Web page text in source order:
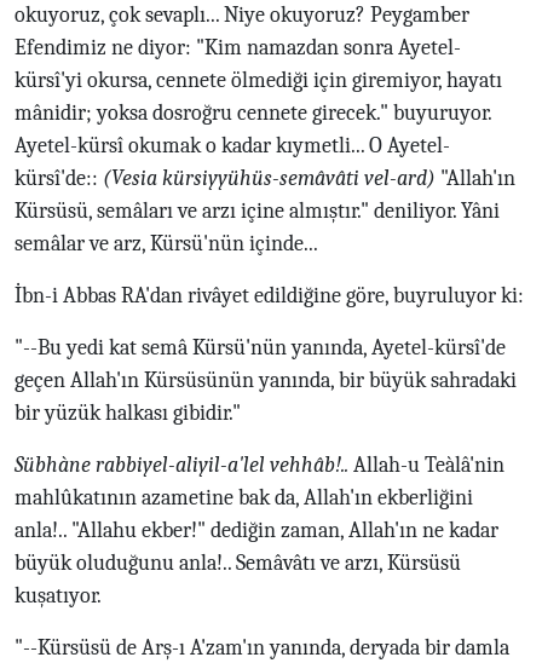
okuyoruz, çok sevaplı... Niye okuyoruz? Peygamber
Efendimiz ne diyor: "Kim namazdan sonra Ayetel-
kürsî'yi okursa, cennete ölmediği için giremiyor, hayatı
mânidir; yoksa dosroğru cennete girecek." buyuruyor.
Ayetel-kürsî okumak o kadar kıymetli... O Ayetel-
kürsî'de:: (Vesia kürsiyyühüs-semâvâti vel-ard) "Allah'ın
Kürsüsü, semâları ve arzı içine almıştır." deniliyor. Yâni
semâlar ve arz, Kürsü'nün içinde...
İbn-i Abbas RA'dan rivâyet edildiğine göre, buyruluyor ki:
"--Bu yedi kat semâ Kürsü'nün yanında, Ayetel-kürsî'de
geçen Allah'ın Kürsüsünün yanında, bir büyük sahradaki
bir yüzük halkası gibidir."
Sübhàne rabbiyel-aliyil-a'lel vehhâb!.. Allah-u Teàlâ'nin
mahlûkatının azametine bak da, Allah'ın ekberliğini
anla!.. "Allahu ekber!" dediğin zaman, Allah'ın ne kadar
büyük oluduğunu anla!.. Semâvâtı ve arzı, Kürsüsü
kuşatıyor.
"--Kürsüsü de Arş-ı A'zam'ın yanında, deryada bir damla